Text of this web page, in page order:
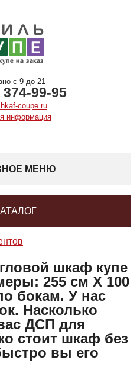
с 9 до 21
374-99-95
coupe.ru
информация
МЕНЮ
шкаф купе
255 см Х 100
бокам. У нас
Насколько
ДСП для
стоит шкаф без
вы его